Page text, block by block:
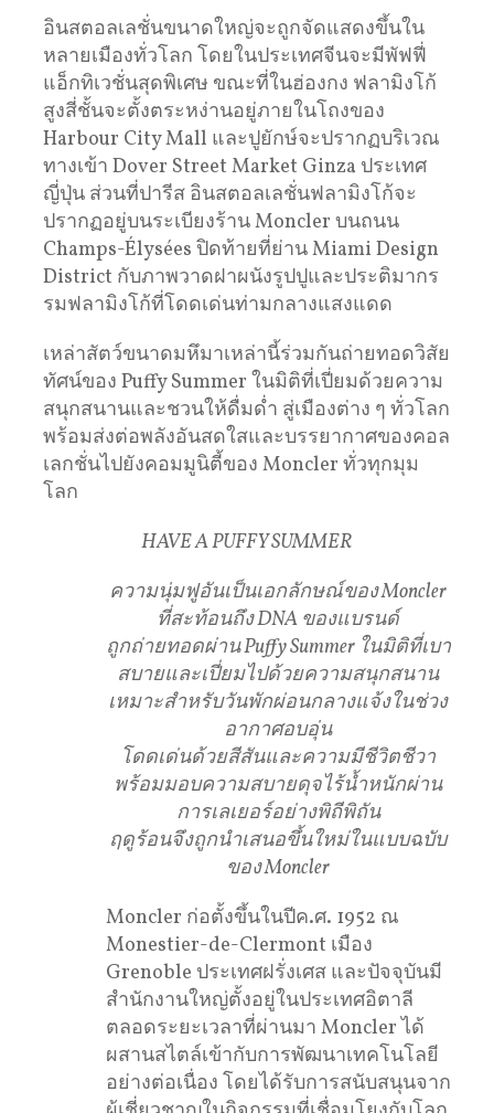
อินสตอลเลชั่นขนาดใหญ่จะถูกจัดแสดงขึ้นใน
หลายเมืองทั่วโลก โดยในประเทศจีนจะมีพัฟฟี่
แอ็กทิเวชั่นสุดพิเศษ ขณะที่ในฮ่องกง ฟลามิงโก้
สูงสี่ชั้นจะตั้งตระหง่านอยู่ภายในโถงของ
Harbour City Mall และปูยักษ์จะปรากฏบริเวณ
ทางเข้า Dover Street Market Ginza ประเทศ
ญี่ปุ่น ส่วนที่ปารีส อินสตอลเลชั่นฟลามิงโก้จะ
ปรากฏอยู่บนระเบียงร้าน Moncler บนถนน
Champs-Élysées ปิดท้ายที่ย่าน Miami Design
District กับภาพวาดฝาผนังรูปปูและประติมากร
รมฟลามิงโก้ที่โดดเด่นท่ามกลางแสงแดด
เหล่าสัตว์ขนาดมหึมาเหล่านี้ร่วมกันถ่ายทอดวิสัย
ทัศน์ของ Puffy Summer ในมิติที่เปี่ยมด้วยความ
สนุกสนานและชวนให้ดื่มด่ำ สู่เมืองต่าง ๆ ทั่วโลก
พร้อมส่งต่อพลังอันสดใสและบรรยากาศของคอล
เลกชั่นไปยังคอมมูนิตี้ของ Moncler ทั่วทุกมุม
โลก
HAVE A PUFFY SUMMER
ความนุ่มฟูอันเป็นเอกลักษณ์ของMoncler
ที่สะท้อนถึงDNA ของแบรนด์
ถูกถ่ายทอดผ่านPuffy Summer ในมิติที่เบา
สบายและเปี่ยมไปด้วยความสนุกสนาน
เหมาะสำหรับวันพักผ่อนกลางแจ้งในช่วง
อากาศอบอุ่น
โดดเด่นด้วยสีสันและความมีชีวิตชีวา
พร้อมมอบความสบายดุจไร้น้ำหนักผ่าน
การเลเยอร์อย่างพิถีพิถัน
ฤดูร้อนจึงถูกนำเสนอขึ้นใหม่ในแบบฉบับ
ของMoncler
Moncler ก่อตั้งขึ้นในปีค.ศ. 1952 ณ
Monestier-de-Clermont เมือง
Grenoble ประเทศฝรั่งเศส และปัจจุบันมี
สำนักงานใหญ่ตั้งอยู่ในประเทศอิตาลี
ตลอดระยะเวลาที่ผ่านมา Moncler ได้
ผสานสไตล์เข้ากับการพัฒนาเทคโนโลยี
อย่างต่อเนื่อง โดยได้รับการสนับสนุนจาก